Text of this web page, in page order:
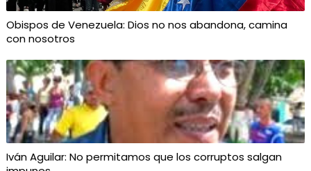
Obispos de Venezuela: Dios no nos abandona, camina
con nosotros
Iván Aguilar: No permitamos que los corruptos salgan